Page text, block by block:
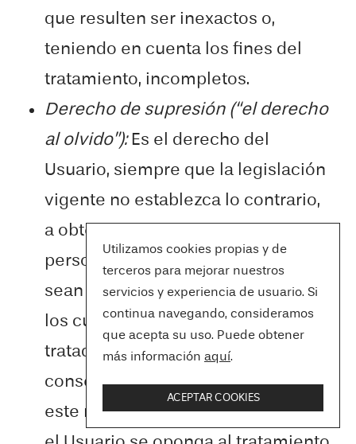
Utilizamos cookies propias y de
terceros para mejorar nuestros
servicios y experiencia de usuario. Si
continua navegando, consideramos
que acepta su uso. Puede obtener
más información aquí.
ACEPTAR COOKIES
que resulten ser inexactos o,
teniendo en cuenta los fines del
tratamiento, incompletos.
Derecho de supresión (“el derecho
al olvido”):Es el derecho del
Usuario, siempre que la legislación
vigente no establezca lo contrario,
a obtener la supresión de sus datos
personales cuando estos ya no
sean necesarios para los fines para
los cuales fueron recogidos o
tratados; el Usuario haya retirado su
consentimiento al tratamiento y
este no cuente con otra base legal;